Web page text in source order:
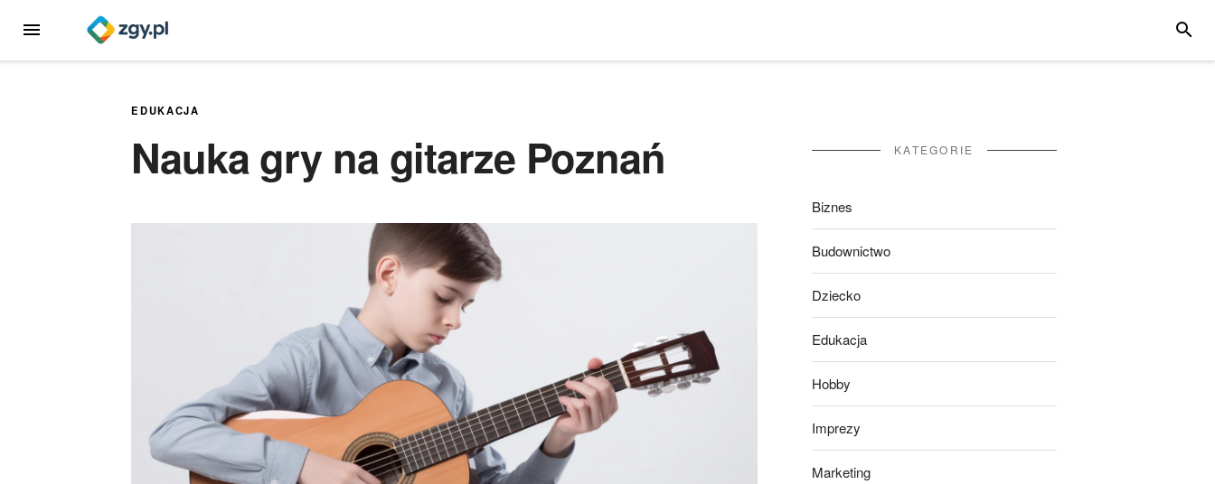
MENU
EDUKACJA
Nauka gry na gitarze Poznań KATEGORIE
Biznes
Budownictwo
Dziecko
Edukacja
Hobby
Imprezy
Marketing